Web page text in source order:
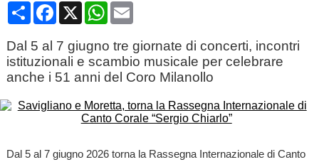
CondividiFacebook
X WhatsApp
Email
Dal 5 al 7 giugno tre giornate di concerti, incontri
istituzionali e scambio musicale per celebrare
anche i 51 anni del Coro Milanollo
Dal 5 al 7 giugno 2026 torna la Rassegna Internazionale di Canto